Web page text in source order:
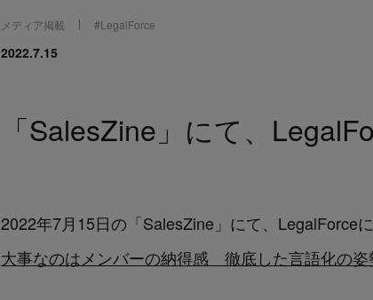
メディア掲載 #LegalForce
2022.7.15
「SalesZine」にて、
2022年7月15日の「SalesZine」にて、LegalForce
大事なのはメンバーの納得感 徹底した言語化の